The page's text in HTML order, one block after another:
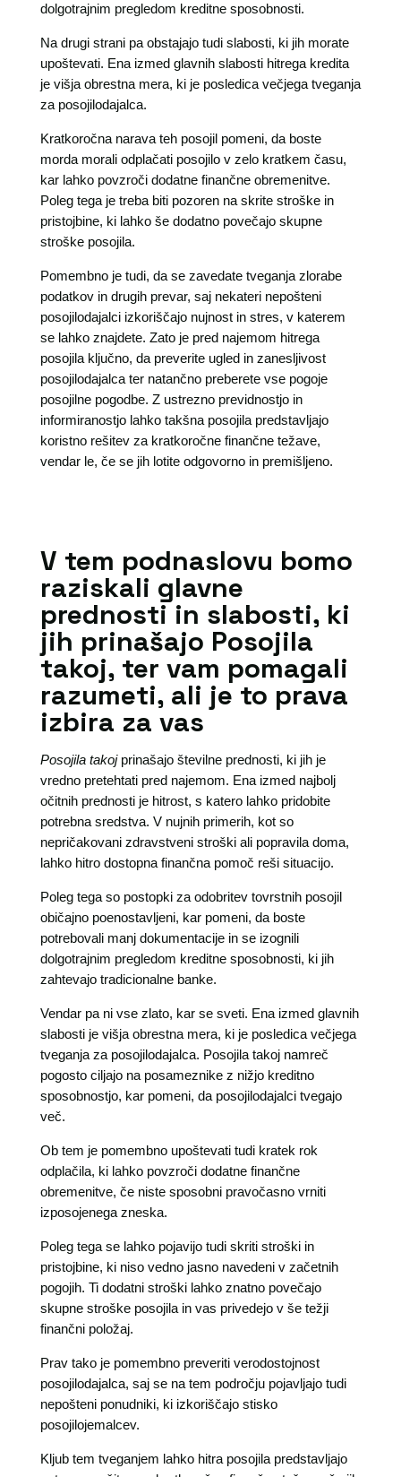
dolgotrajnim pregledom kreditne sposobnosti.
Na drugi strani pa obstajajo tudi slabosti, ki jih morate
upoštevati. Ena izmed glavnih slabosti hitrega kredita
je višja obrestna mera, ki je posledica večjega tveganja
za posojilodajalca.
Kratkoročna narava teh posojil pomeni, da boste
morda morali odplačati posojilo v zelo kratkem času,
kar lahko povzroči dodatne finančne obremenitve.
Poleg tega je treba biti pozoren na skrite stroške in
pristojbine, ki lahko še dodatno povečajo skupne
stroške posojila.
Pomembno je tudi, da se zavedate tveganja zlorabe
podatkov in drugih prevar, saj nekateri nepošteni
posojilodajalci izkoriščajo nujnost in stres, v katerem
se lahko znajdete. Zato je pred najemom hitrega
posojila ključno, da preverite ugled in zanesljivost
posojilodajalca ter natančno preberete vse pogoje
posojilne pogodbe. Z ustrezno previdnostjo in
informiranostjo lahko takšna posojila predstavljajo
koristno rešitev za kratkoročne finančne težave,
vendar le, če se jih lotite odgovorno in premišljeno.
V tem podnaslovu bomo
raziskali glavne
prednosti in slabosti, ki
jih prinašajo Posojila
takoj, ter vam pomagali
razumeti, ali je to prava
izbira za vas
Posojila takojprinašajo številne prednosti, ki jih je
vredno pretehtati pred najemom. Ena izmed najbolj
očitnih prednosti je hitrost, s katero lahko pridobite
potrebna sredstva. V nujnih primerih, kot so
nepričakovani zdravstveni stroški ali popravila doma,
lahko hitro dostopna finančna pomoč reši situacijo.
Poleg tega so postopki za odobritev tovrstnih posojil
običajno poenostavljeni, kar pomeni, da boste
potrebovali manj dokumentacije in se izognili
dolgotrajnim pregledom kreditne sposobnosti, ki jih
zahtevajo tradicionalne banke.
Vendar pa ni vse zlato, kar se sveti. Ena izmed glavnih
slabosti je višja obrestna mera, ki je posledica večjega
tveganja za posojilodajalca. Posojila takoj namreč
pogosto ciljajo na posameznike z nižjo kreditno
sposobnostjo, kar pomeni, da posojilodajalci tvegajo
več.
Ob tem je pomembno upoštevati tudi kratek rok
odplačila, ki lahko povzroči dodatne finančne
obremenitve, če niste sposobni pravočasno vrniti
izposojenega zneska.
Poleg tega se lahko pojavijo tudi skriti stroški in
pristojbine, ki niso vedno jasno navedeni v začetnih
pogojih. Ti dodatni stroški lahko znatno povečajo
skupne stroške posojila in vas privedejo v še težji
finančni položaj.
Prav tako je pomembno preveriti verodostojnost
posojilodajalca, saj se na tem področju pojavljajo tudi
nepošteni ponudniki, ki izkoriščajo stisko
posojilojemalcev.
Kljub tem tveganjem lahko hitra posojila predstavljajo